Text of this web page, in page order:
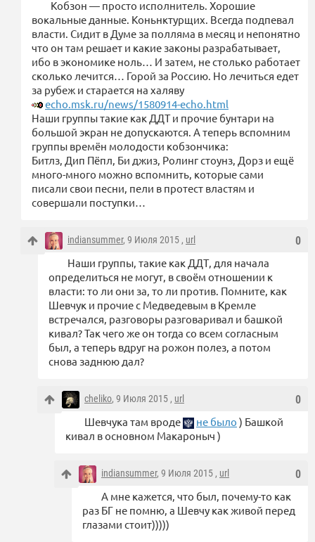
Кобзон — просто исполнитель. Хорошие
вокальные данные. Коньнктурщих. Всегда подпевал
власти. Сидит в Думе за полляма в месяц и непонятно
что он там решает и какие законы разрабатывает,
ибо в экономике ноль… И затем, не столько работает
сколько лечится… Горой за Россию. Но лечиться едет
за рубеж и старается на халяву
echo.msk.ru/news/1580914-echo.html
Наши группы такие как ДДТ и прочие бунтари на
большой экран не допускаются. А теперь вспомним
группы времён молодости кобзончика:
Битлз, Дип Пёпл, Би джиз, Ролинг стоунз, Дорз и ещё
много-много можно вспомнить, которые сами
писали свои песни, пели в протест властям и
совершали поступки…
0
indiansummer, 9 Июля 2015 , url
Наши группы, такие как ДДТ, для начала
определиться не могут, в своём отношении к
власти: то ли они за, то ли против. Помните, как
Шевчук и прочие с Медведевым в Кремле
встречался, разговоры разговаривал и башкой
кивал? Так чего же он тогда со всем согласным
был, а теперь вдруг на рожон полез, а потом
снова заднюю дал?
0
cheliko, 9 Июля 2015 , url
Шевчука там вроде не было ) Башкой
кивал в основном Макароныч )
0
indiansummer, 9 Июля 2015 , url
А мне кажется, что был, почему-то как
раз БГ не помню, а Шевчу как живой перед
глазами стоит)))))